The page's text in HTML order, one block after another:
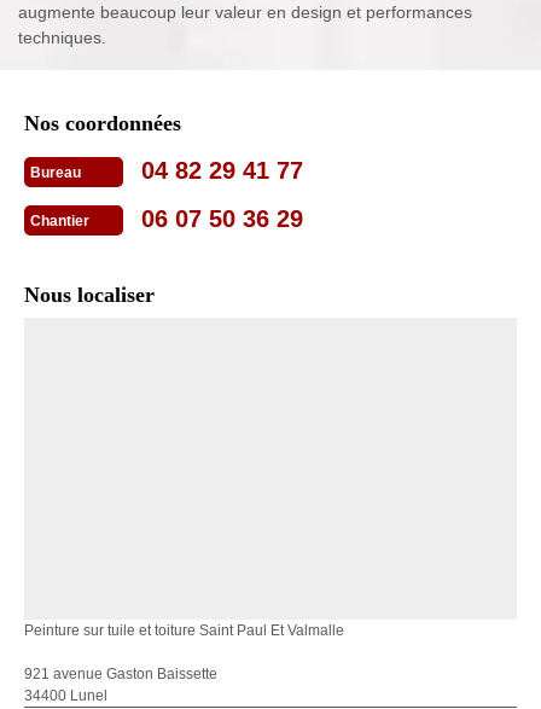
augmente beaucoup leur valeur en design et performances
techniques.
Nos coordonnées
Bureau 04 82 29 41 77
Chantier 06 07 50 36 29
Nous localiser
Peinture sur tuile et toiture Saint Paul Et Valmalle
921 avenue Gaston Baissette
34400 Lunel